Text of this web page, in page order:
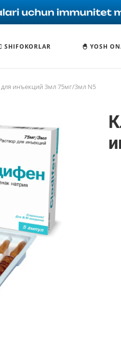
SHIFOKORLAR 🐣 YOSH
инъекций 3мл 75мг/3мл N5